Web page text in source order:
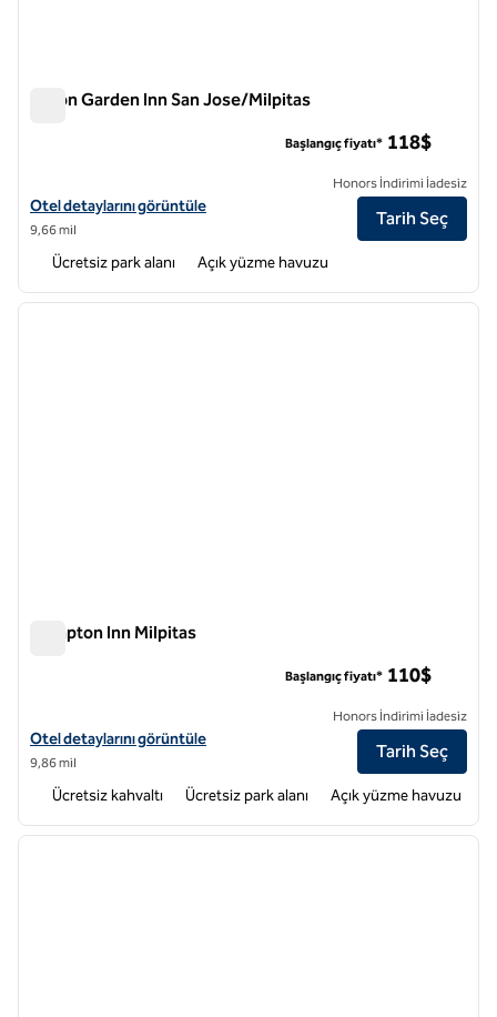
Hilton Garden Inn San Jose/Milpitas
Hilton Garden Inn San Jose/Milpitas için otel detaylarını görüntüleyin
Otel detaylarını görüntüle
9,66 mil
Başlangıç fiyatı* 118$
Honors İndirimi İadesiz
Tarih Seç
Ücretsiz park alanı Açık yüzme havuzu
1 / 12
Hampton Inn Milpitas
Hampton Inn Milpitas için otel detaylarını görüntüleyin
Otel detaylarını görüntüle
9,86 mil
Başlangıç fiyatı* 110$
Honors İndirimi İadesiz
Tarih Seç
Ücretsiz kahvaltı Ücretsiz park alanı Açık yüzme havuzu
1 / 12